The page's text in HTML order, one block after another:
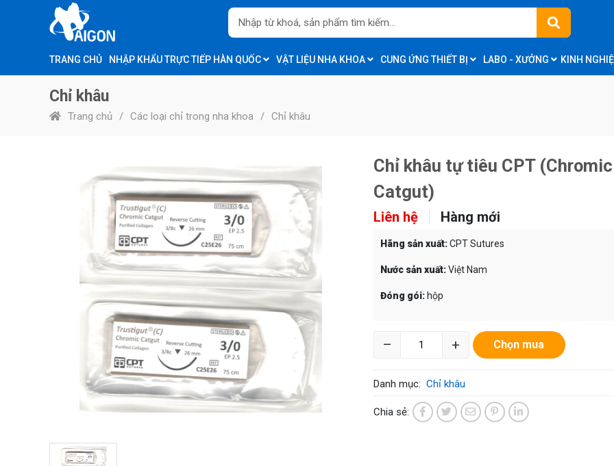
TRANG CHỦ NHẬP KHẨU TRỰC TIẾP HÀN QUỐC VẬT LIỆU NHA KHOA CUNG ỨNG THIẾT BỊ LABO - XƯỞNG KINH
Chỉ khâu
Trang chủ Các loại chỉ trong nha khoa Chỉ khâu
Chỉ khâu tự tiêu CPT (Chromic
Catgut)
Liên hệ Hàng mới
Hãng sản xuất:CPT Sutures
Nước sản xuất:Việt Nam
Đóng gói:hộp
– + Chọn mua
Danh mục: Chỉ khâu
Chia sẻ: